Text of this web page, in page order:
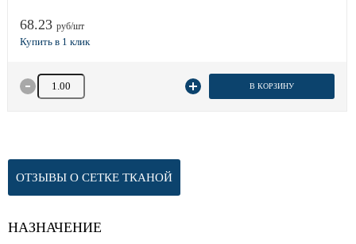
68.23 руб/шт
Количество товара В КОРЗИНУ
ОТЗЫВЫ О СЕТКЕ ТКАНОЙ
НАЗНАЧЕНИЕ